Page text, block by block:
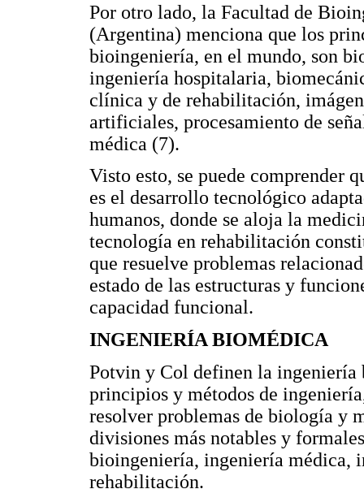
Por otro lado, la Facultad de
(Argentina) menciona que los
bioingeniería, en el mundo, son
ingeniería hospitalaria,
clínica y de rehabilitación,
artificiales, procesamiento de
médica (7).
Visto esto, se puede comprender
es el desarrollo tecnológico
humanos, donde se aloja la
tecnología en rehabilitación
que resuelve problemas
estado de las estructuras y
capacidad funcional.
INGENIERÍA BIOMÉDICA
Potvin y Col definen la
principios y métodos de
resolver problemas de biología y
divisiones más notables y
bioingeniería, ingeniería médica,
rehabilitación.